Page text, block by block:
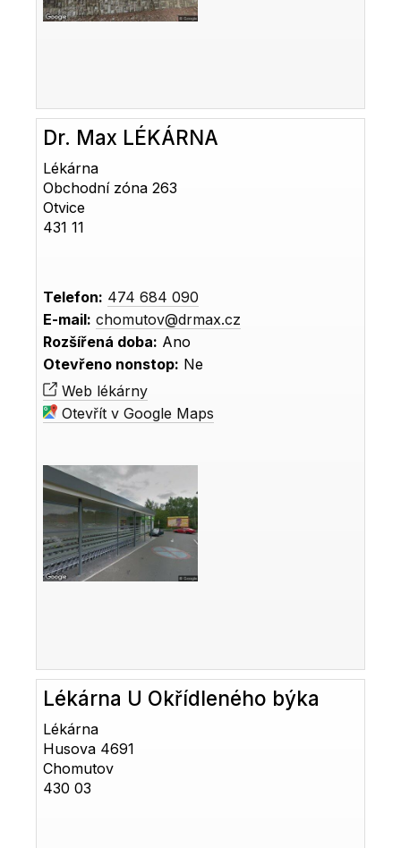
Dr. Max LÉKÁRNA
Lékárna
Obchodní zóna 263
Otvice
431 11
Telefon: 474 684 090
E-mail: chomutov@drmax.cz
Rozšířená doba: Ano
Otevřeno nonstop: Ne
Web lékárny
Otevřít v Google Maps
Lékárna U Okřídleného býka
Lékárna
Husova 4691
Chomutov
430 03